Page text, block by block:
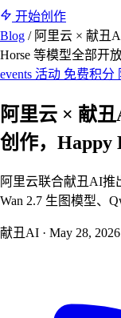
开始创作
Blog / 阿里云 × 献丑
Horse 等模型全部开
events 活动 免费积分
阿里云 × 献
创作，Happy
阿里云联合献丑AI推
Wan 2.7 生图模型、
元起步积分额度，无
献丑AI · May 28, 2026